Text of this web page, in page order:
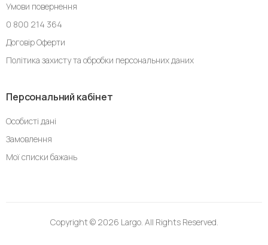
Умови повернення
0 800 214 364
Договір Оферти
Політика захисту та обробки персональних даних
Персональний кабінет
Особисті дані
Замовлення
Мої списки бажань
Copyright © 2026 Largo. All Rights Reserved.